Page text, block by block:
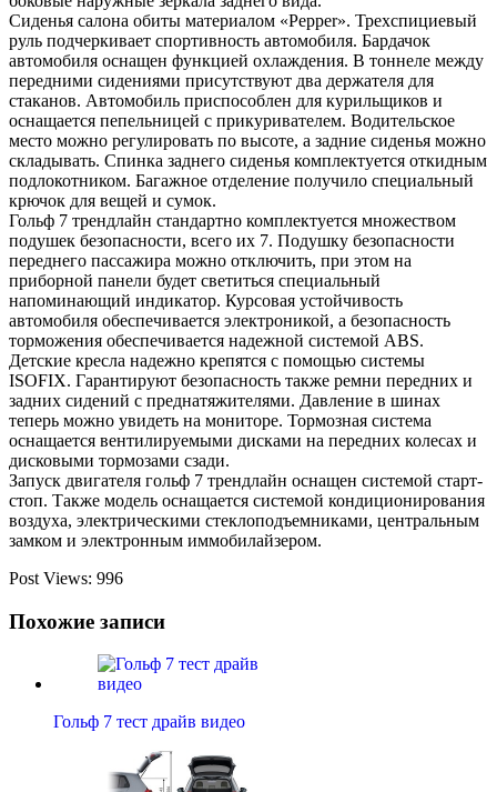
Сиденья салона обиты материалом «Pepper». Трехспициевый
руль подчеркивает спортивность автомобиля. Бардачок
автомобиля оснащен функцией охлаждения. В тоннеле между
передними сидениями присутствуют два держателя для
стаканов. Автомобиль приспособлен для курильщиков и
оснащается пепельницей с прикуривателем. Водительское
место можно регулировать по высоте, а задние сиденья можно
складывать. Спинка заднего сиденья комплектуется откидным
подлокотником. Багажное отделение получило специальный
крючок для вещей и сумок.
Гольф 7 трендлайн стандартно комплектуется множеством
подушек безопасности, всего их 7. Подушку безопасности
переднего пассажира можно отключить, при этом на
приборной панели будет светиться специальный
напоминающий индикатор. Курсовая устойчивость
автомобиля обеспечивается электроникой, а безопасность
торможения обеспечивается надежной системой ABS.
Детские кресла надежно крепятся с помощью системы
ISOFIX. Гарантируют безопасность также ремни передних и
задних сидений с преднатяжителями. Давление в шинах
теперь можно увидеть на мониторе. Тормозная система
оснащается вентилируемыми дисками на передних колесах и
дисковыми тормозами сзади.
Запуск двигателя гольф 7 трендлайн оснащен системой старт-
стоп. Также модель оснащается системой кондиционирования
воздуха, электрическими стеклоподъемниками, центральным
замком и электронным иммобилайзером.
Post Views: 996
Похожие записи
Гольф 7 тест драйв видео